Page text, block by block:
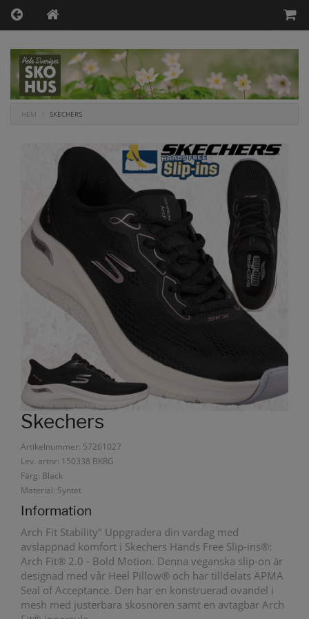
HEM SKECHERS
Skechers
Artikelnummer: 57261027
Lev. artnr: 150338 BKRG
Färg: Black
Material: Syntet
Information
Arch Fit Stability" Uppgradera din vardag med
avslappnad komfort i Skechers Hands Free Slip-ins®:
Arch Fit® 2.0 - Bold Motion. Denna veganska slip-on är
designad med vår Heel Pillow® och har tilldelats APMA
Seal of Acceptance. Den har en konstruerad ovandel i
mesh med justerbara skosnören samt en avtagbar Arch